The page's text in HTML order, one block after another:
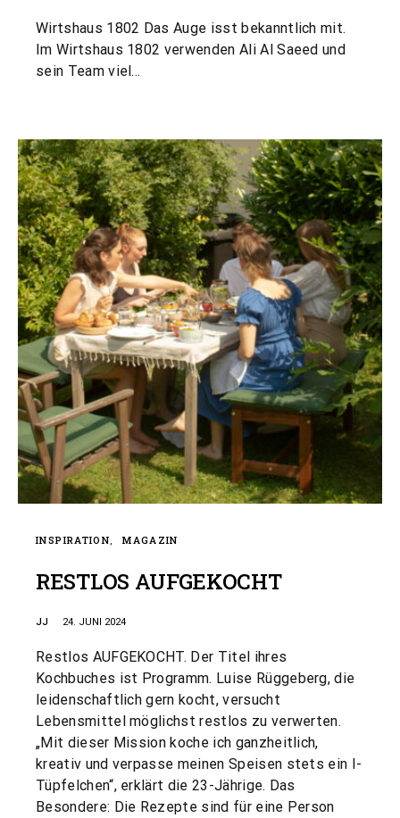
Wirtshaus 1802 Das Auge isst bekanntlich mit.
Im Wirtshaus 1802 verwenden Ali Al Saeed und
sein Team viel…
INSPIRATION MAGAZIN
RESTLOS AUFGEKOCHT
JJ 24. JUNI 2024
Restlos AUFGEKOCHT. Der Titel ihres
Kochbuches ist Programm. Luise Rüggeberg, die
leidenschaftlich gern kocht, versucht
Lebensmittel möglichst restlos zu verwerten.
„Mit dieser Mission koche ich ganzheitlich,
kreativ und verpasse meinen Speisen stets ein I-
Tüpfelchen“, erklärt die 23-Jährige. Das
Besondere: Die Rezepte sind für eine Person